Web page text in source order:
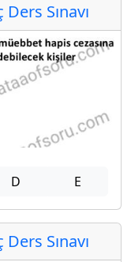
Sınavı
D E
Sınavı